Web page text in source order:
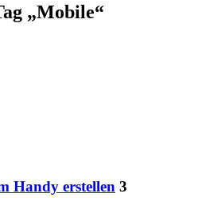
„Mobile“
Handy erstellen 3